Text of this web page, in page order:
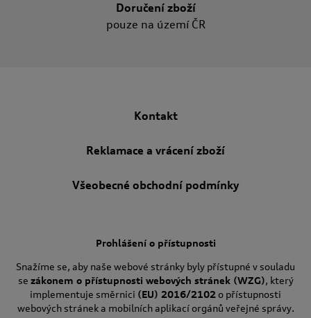
Doručení zboží
pouze na území ČR
Kontakt
Reklamace a vrácení zboží
Všeobecné obchodní podmínky
Prohlášení o přístupnosti
Snažíme se, aby naše webové stránky byly přístupné v souladu
se zákonem o přístupnosti webových stránek (WZG), který
implementuje směrnici (EU) 2016/2102o přístupnosti
webových stránek a mobilních aplikací orgánů veřejné správy.